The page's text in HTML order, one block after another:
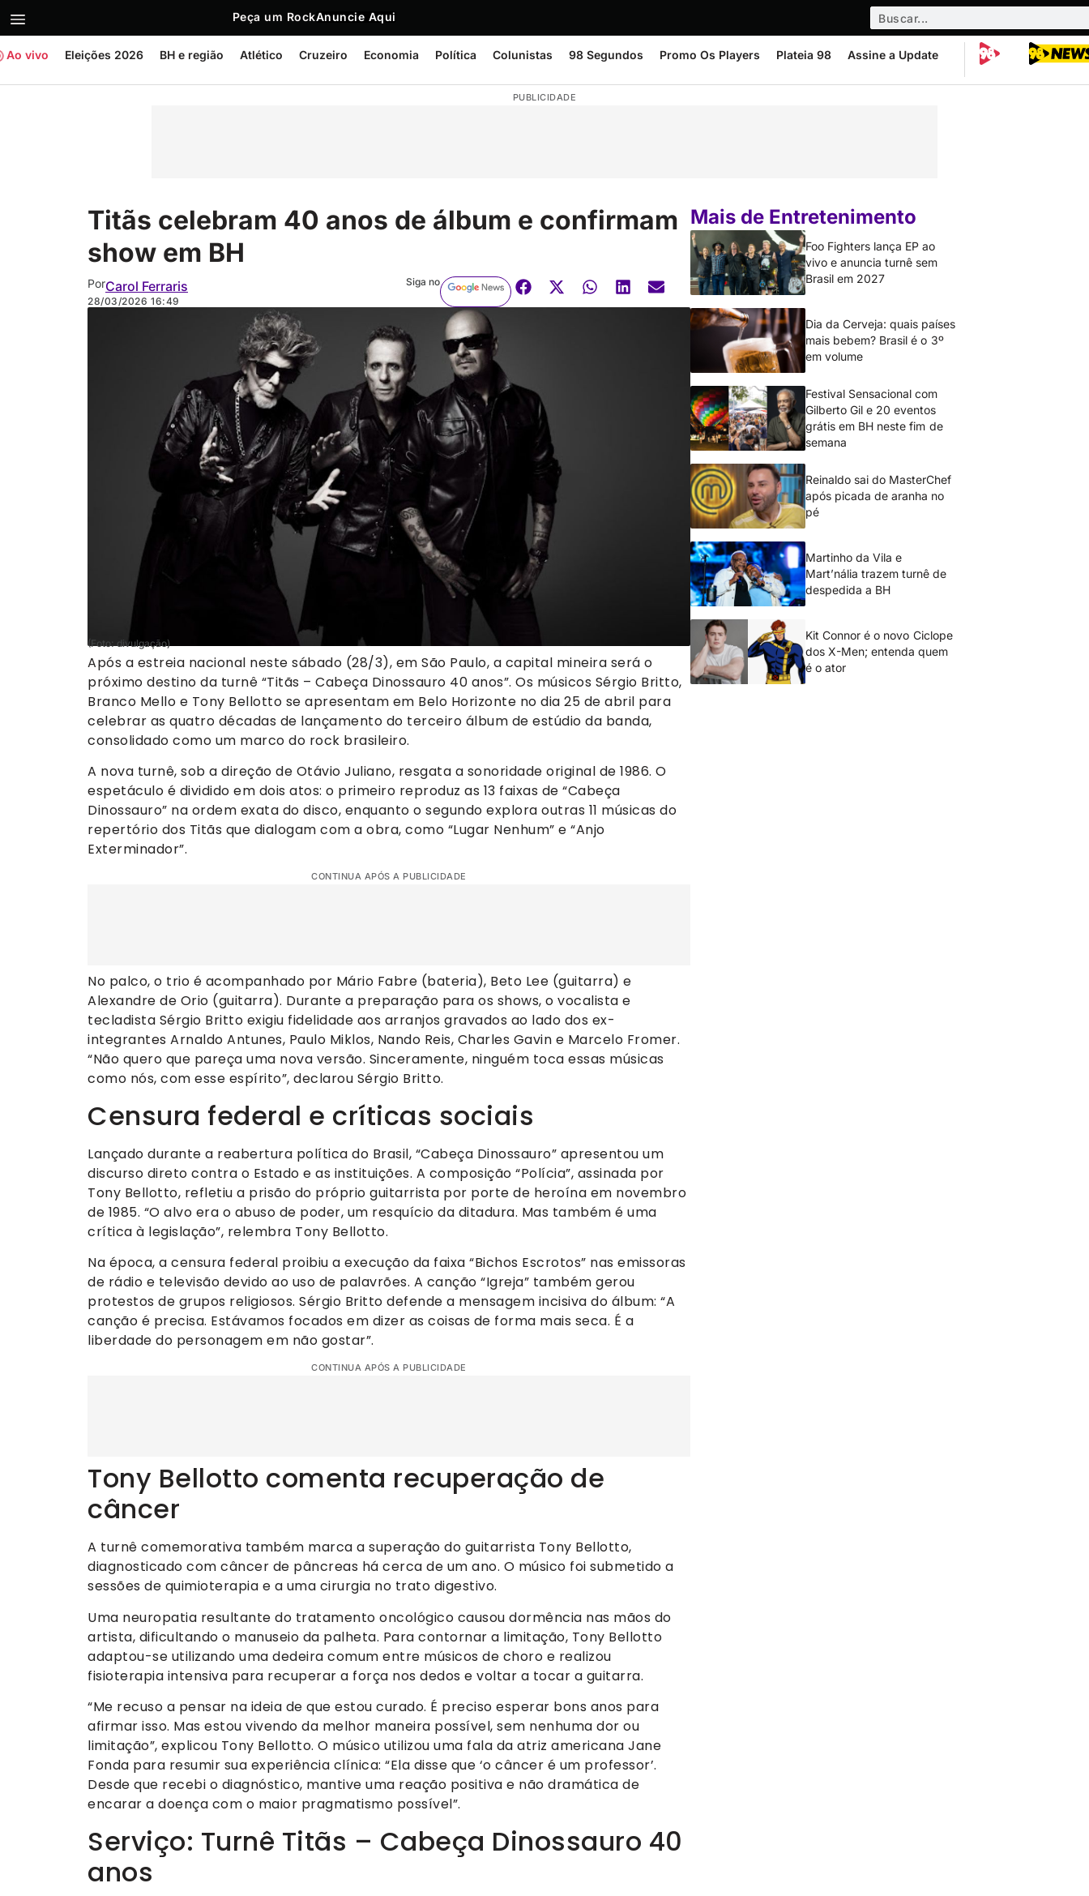
Peça um RockAnuncie Aqui
Ao vivo Eleições 2026 BH e região Atlético Cruzeiro Economia Política Colunistas 98 Segundos Promo Os Players Plateia 98 Assine a Update
PUBLICIDADE
Titãs celebram 40 anos de álbum e confirmam
show em BH
PorCarol Ferraris
28/03/2026 16:49
Siga no
(Foto: divulgação)
Após a estreia nacional neste sábado (28/3), em São Paulo, a capital mineira será o
próximo destino da turnê “Titãs – Cabeça Dinossauro 40 anos”. Os músicos Sérgio Britto,
Branco Mello e Tony Bellotto se apresentam em Belo Horizonte no dia 25 de abril para
celebrar as quatro décadas de lançamento do terceiro álbum de estúdio da banda,
consolidado como um marco do rock brasileiro.
A nova turnê, sob a direção de Otávio Juliano, resgata a sonoridade original de 1986. O
espetáculo é dividido em dois atos: o primeiro reproduz as 13 faixas de “Cabeça
Dinossauro” na ordem exata do disco, enquanto o segundo explora outras 11 músicas do
repertório dos Titãs que dialogam com a obra, como “Lugar Nenhum” e “Anjo
Exterminador”.
CONTINUA APÓS A PUBLICIDADE
No palco, o trio é acompanhado por Mário Fabre (bateria), Beto Lee (guitarra) e
Alexandre de Orio (guitarra). Durante a preparação para os shows, o vocalista e
tecladista Sérgio Britto exigiu fidelidade aos arranjos gravados ao lado dos ex-
integrantes Arnaldo Antunes, Paulo Miklos, Nando Reis, Charles Gavin e Marcelo Fromer.
“Não quero que pareça uma nova versão. Sinceramente, ninguém toca essas músicas
como nós, com esse espírito”, declarou Sérgio Britto.
Censura federal e críticas sociais
Lançado durante a reabertura política do Brasil, “Cabeça Dinossauro” apresentou um
discurso direto contra o Estado e as instituições. A composição “Polícia”, assinada por
Tony Bellotto, refletiu a prisão do próprio guitarrista por porte de heroína em novembro
de 1985. “O alvo era o abuso de poder, um resquício da ditadura. Mas também é uma
crítica à legislação”, relembra Tony Bellotto.
Na época, a censura federal proibiu a execução da faixa “Bichos Escrotos” nas emissoras
de rádio e televisão devido ao uso de palavrões. A canção “Igreja” também gerou
protestos de grupos religiosos. Sérgio Britto defende a mensagem incisiva do álbum: “A
canção é precisa. Estávamos focados em dizer as coisas de forma mais seca. É a
liberdade do personagem em não gostar”.
CONTINUA APÓS A PUBLICIDADE
Tony Bellotto comenta recuperação de
câncer
A turnê comemorativa também marca a superação do guitarrista Tony Bellotto,
diagnosticado com câncer de pâncreas há cerca de um ano. O músico foi submetido a
sessões de quimioterapia e a uma cirurgia no trato digestivo.
Uma neuropatia resultante do tratamento oncológico causou dormência nas mãos do
artista, dificultando o manuseio da palheta. Para contornar a limitação, Tony Bellotto
adaptou-se utilizando uma dedeira comum entre músicos de choro e realizou
fisioterapia intensiva para recuperar a força nos dedos e voltar a tocar a guitarra.
“Me recuso a pensar na ideia de que estou curado. É preciso esperar bons anos para
afirmar isso. Mas estou vivendo da melhor maneira possível, sem nenhuma dor ou
limitação”, explicou Tony Bellotto. O músico utilizou uma fala da atriz americana Jane
Fonda para resumir sua experiência clínica: “Ela disse que ‘o câncer é um professor’.
Desde que recebi o diagnóstico, mantive uma reação positiva e não dramática de
encarar a doença com o maior pragmatismo possível”.
Serviço: Turnê Titãs – Cabeça Dinossauro 40
anos
Mais de Entretenimento
Foo Fighters lança EP ao
vivo e anuncia turnê sem
Brasil em 2027
Dia da Cerveja: quais países
mais bebem? Brasil é o 3º
em volume
Festival Sensacional com
Gilberto Gil e 20 eventos
grátis em BH neste fim de
semana
Reinaldo sai do MasterChef
após picada de aranha no
pé
Martinho da Vila e
Mart’nália trazem turnê de
despedida a BH
Kit Connor é o novo Ciclope
dos X-Men; entenda quem
é o ator